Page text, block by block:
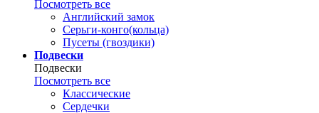
Посмотреть все
Английский замок
Серьги-конго(кольца)
Пусеты (гвоздики)
Подвески
Подвески
Посмотреть все
Классические
Сердечки